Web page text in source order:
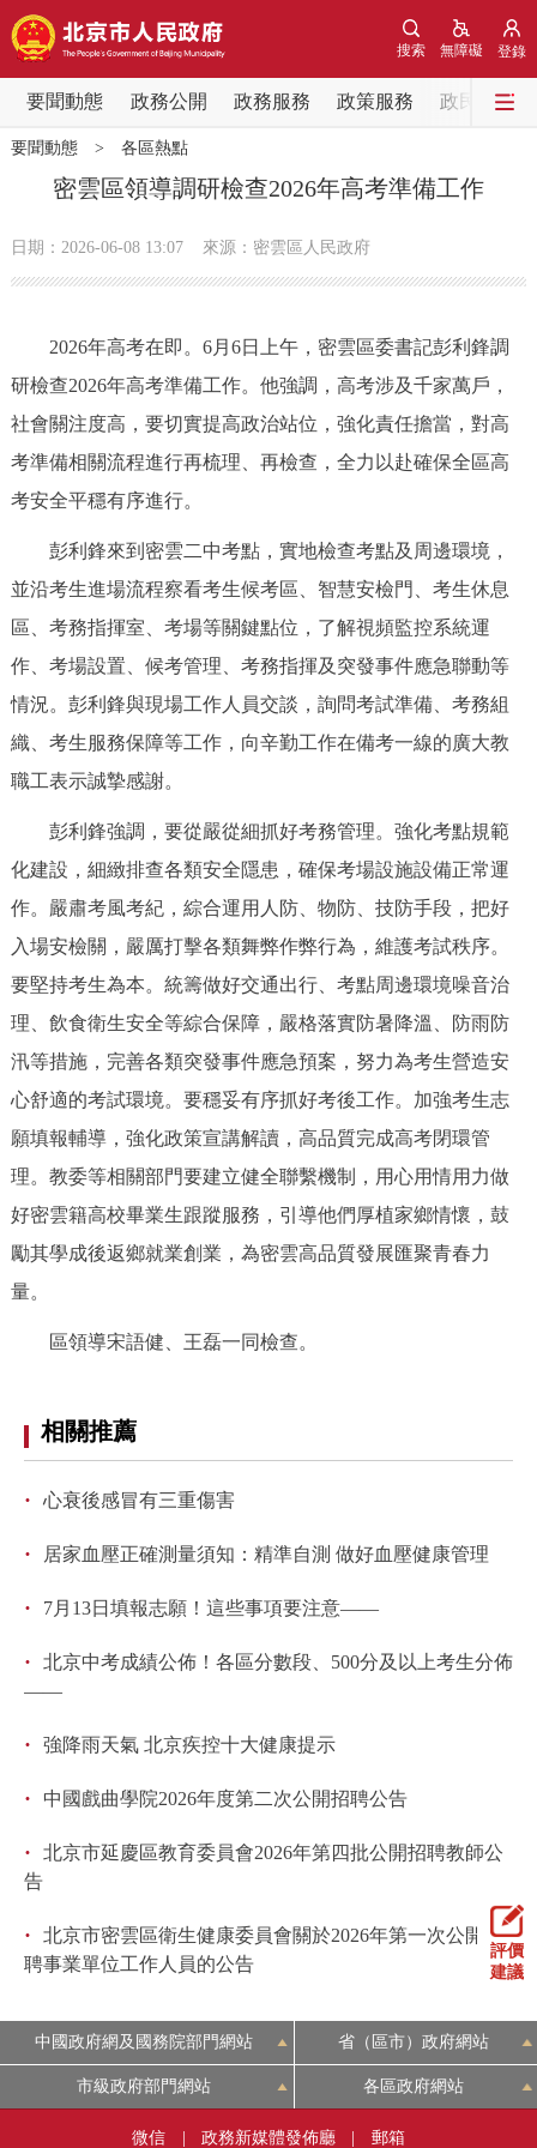
登錄
無障礙
搜索
要聞動態 政務公開 政務服務 政策服務 政民互動
要聞動態
黨中央精神
政務公開
市領導 機構職能 政策服務
政策兌現
決策公開 專題公開
政務服務
仲介服務 陽光政務
12345網上接訴即辦 我要諮詢 我要建議
參與調查 線上訪談 圖説互動
北京概況 十六區概覽 人文北京
綠色北京 圖説北京 視頻北京
ENGLISH 한국어
ITALIANO
要聞動態> 各區熱點
密雲區領導調研檢查2026年高考準備工作
日期：2026-06-08 13:07 來源：密雲區人民政府
2026年高考在即。6月6日上午，密雲區委書記彭利鋒調
研檢查2026年高考準備工作。他強調，高考涉及千家萬戶，
社會關注度高，要切實提高政治站位，強化責任擔當，對高
考準備相關流程進行再梳理、再檢查，全力以赴確保全區高
考安全平穩有序進行。
彭利鋒來到密雲二中考點，實地檢查考點及周邊環境，
並沿考生進場流程察看考生候考區、智慧安檢門、考生休息
區、考務指揮室、考場等關鍵點位，了解視頻監控系統運
作、考場設置、候考管理、考務指揮及突發事件應急聯動等
情況。彭利鋒與現場工作人員交談，詢問考試準備、考務組
織、考生服務保障等工作，向辛勤工作在備考一線的廣大教
職工表示誠摯感謝。
彭利鋒強調，要從嚴從細抓好考務管理。強化考點規範
化建設，細緻排查各類安全隱患，確保考場設施設備正常運
作。嚴肅考風考紀，綜合運用人防、物防、技防手段，把好
入場安檢關，嚴厲打擊各類舞弊作弊行為，維護考試秩序。
要堅持考生為本。統籌做好交通出行、考點周邊環境噪音治
理、飲食衛生安全等綜合保障，嚴格落實防暑降溫、防雨防
汛等措施，完善各類突發事件應急預案，努力為考生營造安
心舒適的考試環境。要穩妥有序抓好考後工作。加強考生志
願填報輔導，強化政策宣講解讀，高品質完成高考閉環管
理。教委等相關部門要建立健全聯繫機制，用心用情用力做
好密雲籍高校畢業生跟蹤服務，引導他們厚植家鄉情懷，鼓
勵其學成後返鄉就業創業，為密雲高品質發展匯聚青春力
量。
區領導宋語健、王磊一同檢查。
相關推薦
· 心衰後感冒有三重傷害
· 居家血壓正確測量須知：精準自測 做好血壓健康管理
· 7月13日填報志願！這些事項要注意——
·
北京中考成績公佈！各區分數段、500分及以上考生分佈
——
· 強降雨天氣 北京疾控十大健康提示
· 中國戲曲學院2026年度第二次公開招聘公告
·
北京市延慶區教育委員會2026年第四批公開招聘教師公
告
·
北京市密雲區衛生健康委員會關於2026年第一次公開招
聘事業單位工作人員的公告
評價
建議
中國政府網及國務院部門網站 省（區市）政府網站
市級政府部門網站 各區政府網站
微信 政務新媒體發佈廳 郵箱